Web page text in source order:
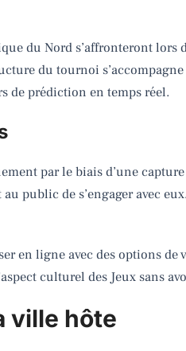
du Nord s’affronteront
du tournoi s’accompagne
de prédiction en temps réel.
par le biais d’une
public de s’engager avec
en ligne avec des options
culturel des Jeux sans
ville hôte